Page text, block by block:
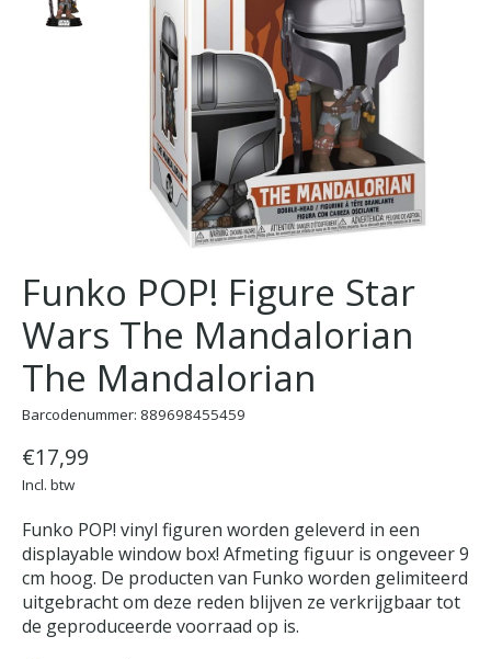
Funko POP! Figure Star
Wars The Mandalorian
The Mandalorian
Barcodenummer: 889698455459
€17,99
Incl. btw
Funko POP! vinyl figuren worden geleverd in een
displayable window box! Afmeting figuur is ongeveer 9
cm hoog. De producten van Funko worden gelimiteerd
uitgebracht om deze reden blijven ze verkrijgbaar tot
de geproduceerde voorraad op is.